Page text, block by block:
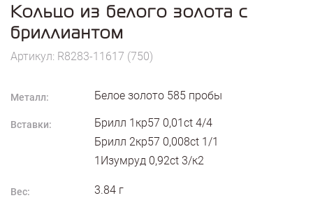
Кольцо из белого золота с
бриллиантом
Артикул: R8283-11617 (750)
Металл: Белое золото 585 пробы
Вставки:
Брилл 1кр57 0,01ct 4/4
Брилл 2кр57 0,008ct 1/1
1Изумруд 0,92ct 3/к2
Вес: 3.84 г